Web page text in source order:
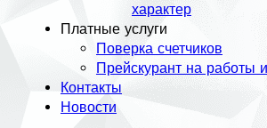
характер
Платные услуги
Поверка счетчиков
Прейскурант на работы
Контакты
Новости